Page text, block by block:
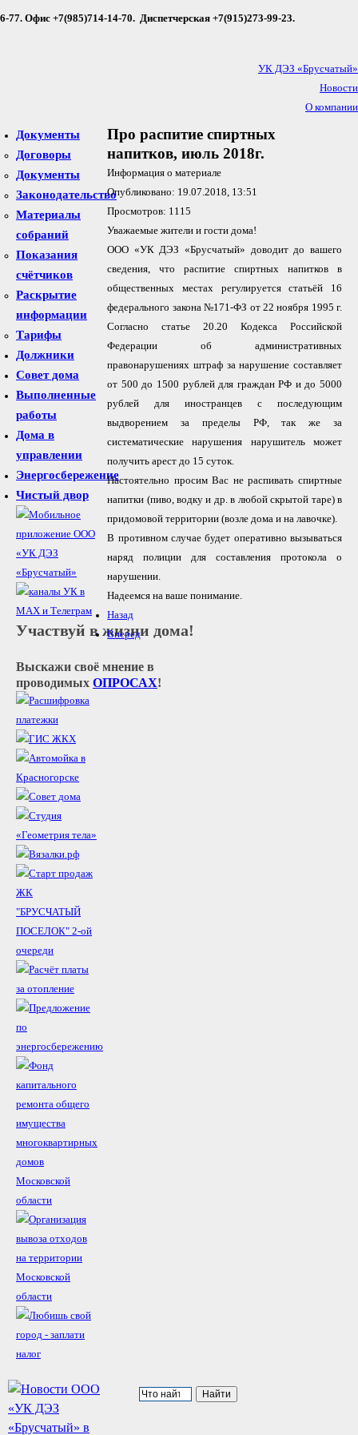
УК ДЭЗ «Брусчатый»
Новости
О компании
77. Офис +7(985)714-14-70. Диспетчерская +7(915)273-99-23.
Документы
Договоры
Документы
Законодательство
Материалы
собраний
Показания
счётчиков
Раскрытие
информации
Тарифы
Должники
Совет дома
Выполненные
работы
Дома в
управлении
Энергосбережение
Чистый двор
Участвуй в жизни дома!
Выскажи своё мнение в
проводимых ОПРОСАХ!
Про распитие спиртных
напитков, июль 2018г.
Информация о материале
Опубликовано: 19.07.2018, 13:51
Просмотров: 1115
Уважаемые жители и гости дома!
ООО «УК ДЭЗ «Брусчатый» доводит до вашего
сведения, что распитие спиртных напитков в
общественных местах регулируется статьёй 16
федерального закона №171-ФЗ от 22 ноября 1995 г.
Согласно статье 20.20 Кодекса Российской
Федерации об административных
правонарушениях штраф за нарушение составляет
от 500 до 1500 рублей для граждан РФ и до 5000
рублей для иностранцев с последующим
выдворением за пределы РФ, так же за
систематические нарушения нарушитель может
получить арест до 15 суток.
Настоятельно просим Вас не распивать спиртные
напитки (пиво, водку и др. в любой скрытой таре) в
придомовой территории (возле дома и на лавочке).
В противном случае будет оперативно вызываться
наряд полиции для составления протокола о
нарушении.
Надеемся на ваше понимание.
Назад
Вперед